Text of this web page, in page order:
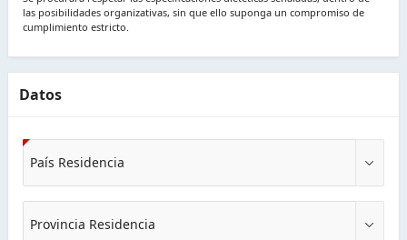
las posibilidades organizativas, sin que ello suponga un compromiso de
cumplimiento estricto.
Datos
País Residencia
Provincia Residencia